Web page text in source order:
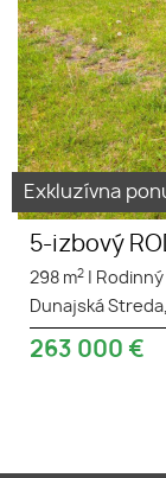
Exkluzívna
5-izbový
298 m2
Dunajská Streda,
263 000 €